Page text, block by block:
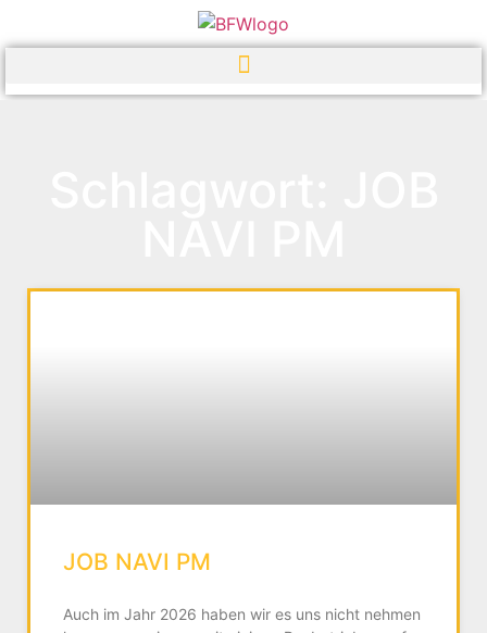
JOB NAVI PM
Auch im Jahr 2026 haben wir es uns nicht nehmen